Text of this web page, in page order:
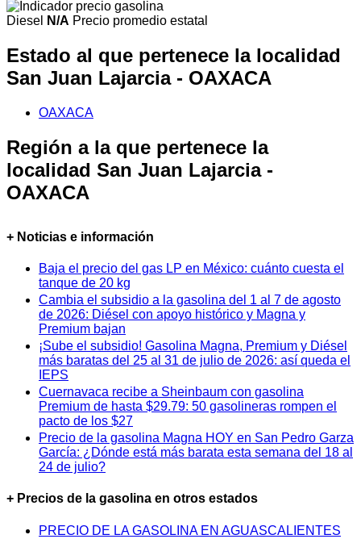
Diesel N/A Precio promedio estatal
Estado al que pertenece la localidad
San Juan Lajarcia - OAXACA
OAXACA
Región a la que pertenece la
localidad San Juan Lajarcia -
OAXACA
+ Noticias e información
Baja el precio del gas LP en México: cuánto cuesta el
tanque de 20 kg
Cambia el subsidio a la gasolina del 1 al 7 de agosto
de 2026: Diésel con apoyo histórico y Magna y
Premium bajan
¡Sube el subsidio! Gasolina Magna, Premium y Diésel
más baratas del 25 al 31 de julio de 2026: así queda el
IEPS
Cuernavaca recibe a Sheinbaum con gasolina
Premium de hasta $29.79: 50 gasolineras rompen el
pacto de los $27
Precio de la gasolina Magna HOY en San Pedro Garza
García: ¿Dónde está más barata esta semana del 18 al
24 de julio?
+ Precios de la gasolina en otros estados
PRECIO DE LA GASOLINA EN AGUASCALIENTES